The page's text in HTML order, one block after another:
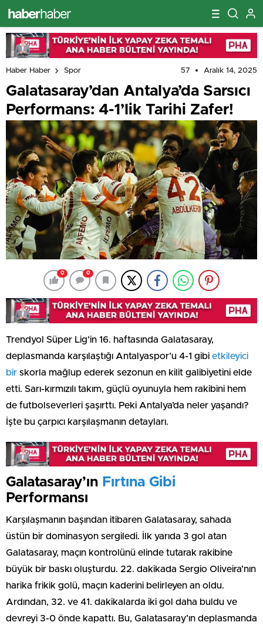
Haber Haber Spor 57 Aralık 14, 2025
Galatasaray’dan Antalya’da Sarsıcı
Performans: 4-1’lik Tarihi Zafer!
0 0
Trendyol Süper Lig’in 16. haftasında Galatasaray,
deplasmanda karşılaştığı Antalyaspor’u 4-1 gibi etkileyici
bir skorla mağlup ederek sezonun en kilit galibiyetini elde
etti. Sarı-kırmızılı takım, güçlü oyunuyla hem rakibini hem
de futbolseverleri şaşırttı. Peki Antalya’da neler yaşandı?
İşte bu çarpıcı karşılaşmanın detayları.
Galatasaray’ın Fırtına Gibi
Performansı
Karşılaşmanın başından itibaren Galatasaray, sahada
üstün bir dominasyon sergiledi. İlk yarıda 3 gol atan
Galatasaray, maçın kontrolünü elinde tutarak rakibine
büyük bir baskı oluşturdu. 22. dakikada Sergio Oliveira’nın
harika frikik golü, maçın kaderini belirleyen an oldu.
Ardından, 32. ve 41. dakikalarda iki gol daha buldu ve
devreyi 3-0 önde kapattı. Bu, Galatasaray’ın deplasmanda